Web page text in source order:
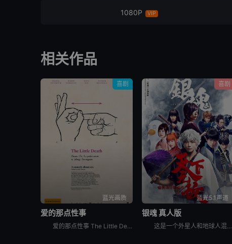
1080P VIP
相关作品
喜剧
蓝光画质
爱的那点性事
爱的那点性事 The Little Death是一部关于爱情、性..欲、关系等多元素喜剧电影。影片充满了澳式幽默，把一个严重幻想症的女人，一堆面临困扰的夫妻等等一些角色巧妙地联系到一起。
喜剧
蓝光5.1声道
银魂 真人版
这是一个外星人和地球人混居的时代，在外星移民的压迫和统治下，流传百年的武士道精神已然没落，然而，在一片倾颓之势面前，依然有一群人默默的遵守着他们的准则和正义。家道中落的青年志村新八（菅田将晖 饰）